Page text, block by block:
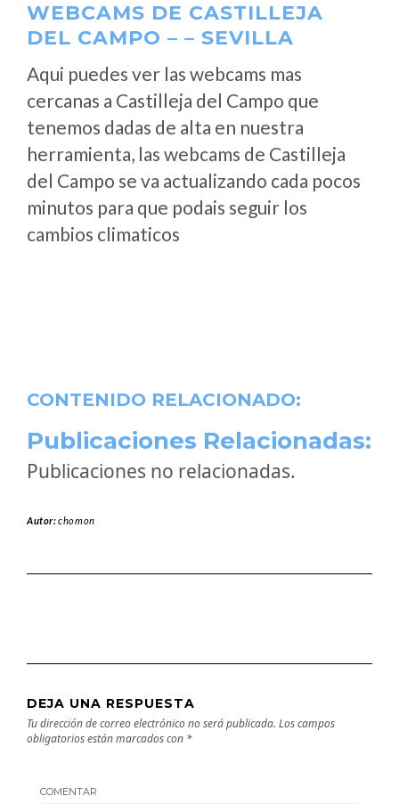
WEBCAMS DE CASTILLEJA
DEL CAMPO – – SEVILLA
Aqui puedes ver las webcams mas
cercanas a Castilleja del Campo que
tenemos dadas de alta en nuestra
herramienta, las webcams de Castilleja
del Campo se va actualizando cada pocos
minutos para que podais seguir los
cambios climaticos
CONTENIDO RELACIONADO:
Publicaciones Relacionadas:
Publicaciones no relacionadas.
Autor:chomon
DEJA UNA RESPUESTA
Tu dirección de correo electrónico no será publicada. Los campos
obligatorios están marcados con *
COMENTAR